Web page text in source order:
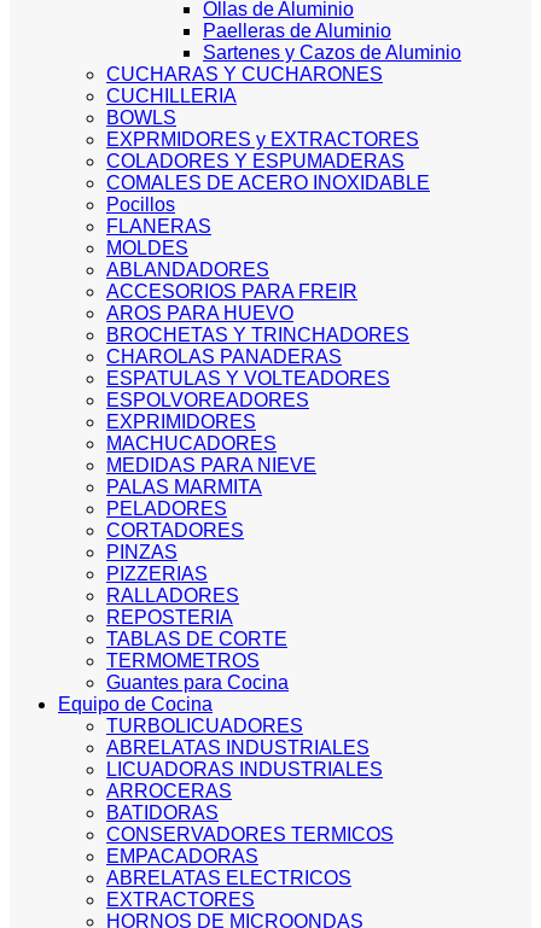
Ollas de Aluminio
Paelleras de Aluminio
Sartenes y Cazos de Aluminio
CUCHARAS Y CUCHARONES
CUCHILLERIA
BOWLS
EXPRMIDORES y EXTRACTORES
COLADORES Y ESPUMADERAS
COMALES DE ACERO INOXIDABLE
Pocillos
FLANERAS
MOLDES
ABLANDADORES
ACCESORIOS PARA FREIR
AROS PARA HUEVO
BROCHETAS Y TRINCHADORES
CHAROLAS PANADERAS
ESPATULAS Y VOLTEADORES
ESPOLVOREADORES
EXPRIMIDORES
MACHUCADORES
MEDIDAS PARA NIEVE
PALAS MARMITA
PELADORES
CORTADORES
PINZAS
PIZZERIAS
RALLADORES
REPOSTERIA
TABLAS DE CORTE
TERMOMETROS
Guantes para Cocina
Equipo de Cocina
TURBOLICUADORES
ABRELATAS INDUSTRIALES
LICUADORAS INDUSTRIALES
ARROCERAS
BATIDORAS
CONSERVADORES TERMICOS
EMPACADORAS
ABRELATAS ELECTRICOS
EXTRACTORES
HORNOS DE MICROONDAS